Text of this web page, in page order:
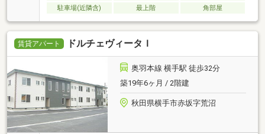
駐車場(近隣含)
最上階 角部屋
賃貸アパート ドルチェヴィータＩ
奥羽本線 横手駅 徒歩32分
築19年6ヶ月 / 2階建
秋田県横手市赤坂字荒沼